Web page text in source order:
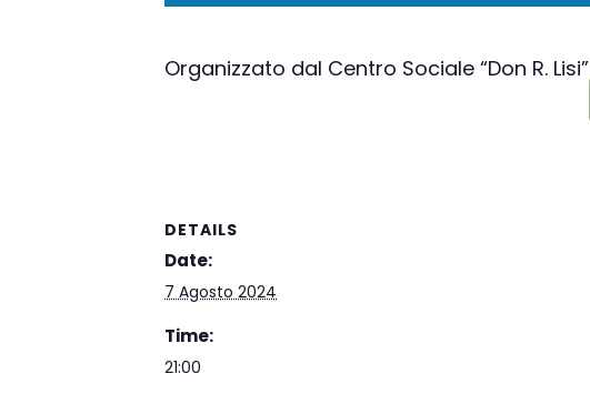
Organizzato dal Centro Sociale “Don R. Lisi”
DETAILS
Date:
7 Agosto 2024
Time:
21:00